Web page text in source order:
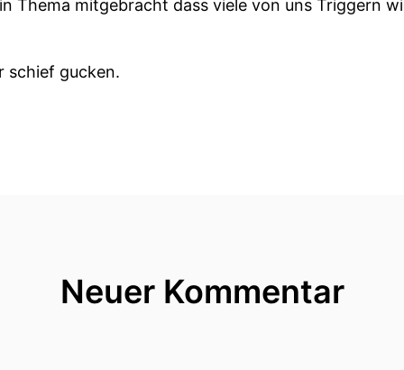
Thema mitgebracht dass viele von uns Triggern
schief gucken.
Und warum Leistung oft nicht reicht
Neuer Kommentar